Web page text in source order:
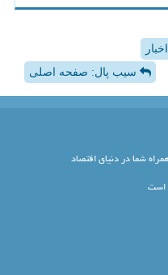
سیب پال: صفحه اصلی
شما در دنیای اقتصاد